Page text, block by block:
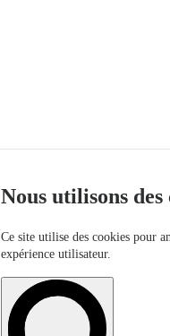
Nous utilisons des
Ce site utilise des cookies pour
expérience utilisateur.